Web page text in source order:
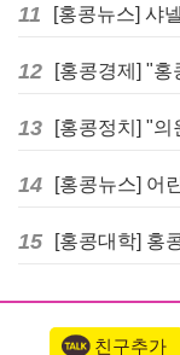
11
12
13
14
15
친구추가